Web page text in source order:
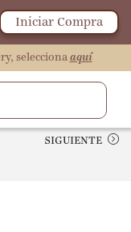
Iniciar Compra
selecciona aquí
SIGUIENTE